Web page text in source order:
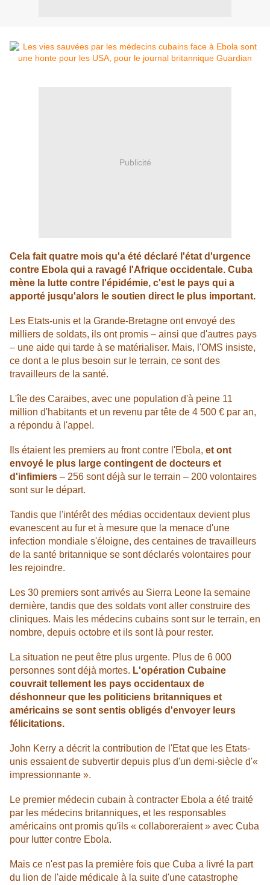
Publicité
Cela fait quatre mois qu'a été déclaré l'état d'urgence
contre Ebola qui a ravagé l'Afrique occidentale. Cuba
mène la lutte contre l'épidémie, c'est le pays qui a
apporté jusqu'alors le soutien direct le plus important.
Les Etats-unis et la Grande-Bretagne ont envoyé des
milliers de soldats, ils ont promis – ainsi que d'autres pays
– une aide qui tarde à se matérialiser. Mais, l'OMS insiste,
ce dont a le plus besoin sur le terrain, ce sont des
travailleurs de la santé.
L'île des Caraibes, avec une population d'à peine 11
million d'habitants et un revenu par tête de 4 500 € par an,
a répondu à l'appel.
Ils étaient les premiers au front contre l'Ebola, et ont
envoyé le plus large contingent de docteurs et
d'infimiers – 256 sont déjà sur le terrain – 200 volontaires
sont sur le départ.
Tandis que l'intérêt des médias occidentaux devient plus
evanescent au fur et à mesure que la menace d'une
infection mondiale s'éloigne, des centaines de travailleurs
de la santé britannique se sont déclarés volontaires pour
les rejoindre.
Les 30 premiers sont arrivés au Sierra Leone la semaine
dernière, tandis que des soldats vont aller construire des
cliniques. Mais les médecins cubains sont sur le terrain, en
nombre, depuis octobre et ils sont là pour rester.
La situation ne peut être plus urgente. Plus de 6 000
personnes sont déjà mortes. L'opération Cubaine
couvrait tellement les pays occidentaux de
déshonneur que les politiciens britanniques et
américains se sont sentis obligés d'envoyer leurs
félicitations.
John Kerry a décrit la contribution de l'Etat que les Etats-
unis essaient de subvertir depuis plus d'un demi-siècle d'«
impressionnante ».
Le premier médecin cubain à contracter Ebola a été traité
par les médecins britanniques, et les responsables
américains ont promis qu'ils « collaboreraient » avec Cuba
pour lutter contre Ebola.
Mais ce n'est pas la première fois que Cuba a livré la part
du lion de l'aide médicale à la suite d'une catastrophe